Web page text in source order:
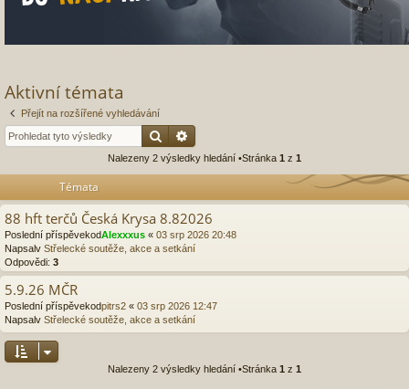
Aktivní témata
Přejít na rozšířené vyhledávání
Hledat
Nalezeny 2 výsledky hledání •Stránka 1 z 1
Témata
88 hft terčů Česká Krysa 8.82026
Poslední příspěvekodAlexxxus « 03 srp 2026 20:48
Napsalv Střelecké soutěže, akce a setkání
Odpovědi: 3
5.9.26 MČR
Poslední příspěvekodpitrs2 « 03 srp 2026 12:47
Napsalv Střelecké soutěže, akce a setkání
Nalezeny 2 výsledky hledání •Stránka 1 z 1